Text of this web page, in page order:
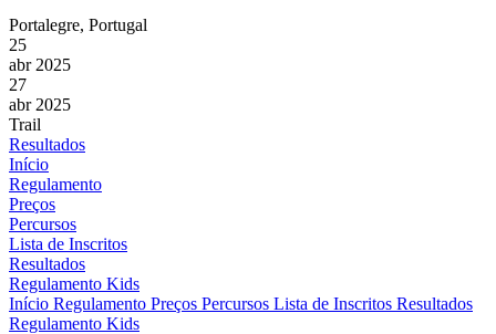
Portalegre, Portugal
25
abr 2025
27
abr 2025
Trail
Resultados
Início
Regulamento
Preços
Percursos
Lista de Inscritos
Resultados
Regulamento Kids
Início Regulamento Preços Percursos Lista de Inscritos Resultados
Regulamento Kids